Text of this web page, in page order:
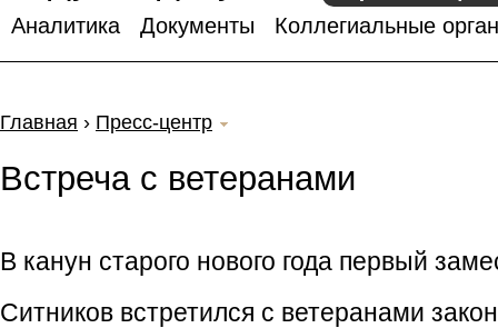
Аналитика Документы Коллегиальные
Главная › Пресс-центр
Встреча с ветеранами
В канун старого нового года первый
Ситников встретился с ветеранами